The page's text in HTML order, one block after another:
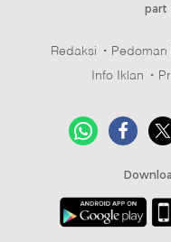
part
Redaksi
Info Iklan